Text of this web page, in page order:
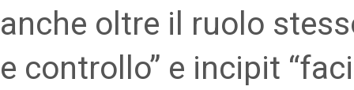
anche oltre il ruolo
e controllo” e incipit